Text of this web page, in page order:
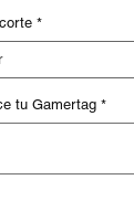
*
tu Gamertag *